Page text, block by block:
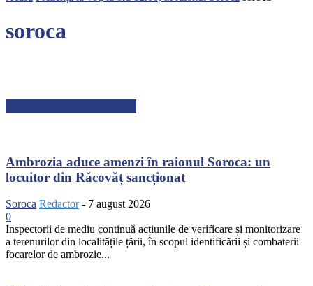
soroca
Ambrozia aduce amenzi în raionul Soroca: un
locuitor din Răcovăț sancționat
Soroca Redactor - 7 august 2026
0
Inspectorii de mediu continuă acțiunile de verificare și monitorizare
a terenurilor din localitățile țării, în scopul identificării și combaterii
focarelor de ambrozie...